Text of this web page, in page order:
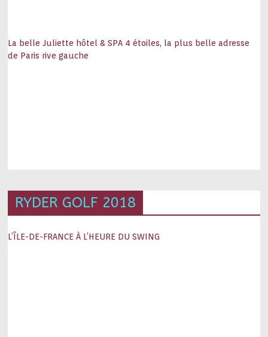
La belle Juliette hôtel & SPA 4 étoiles, la plus belle adresse
de Paris rive gauche
RYDER GOLF 2018
L’ÎLE-DE-FRANCE À L’HEURE DU SWING